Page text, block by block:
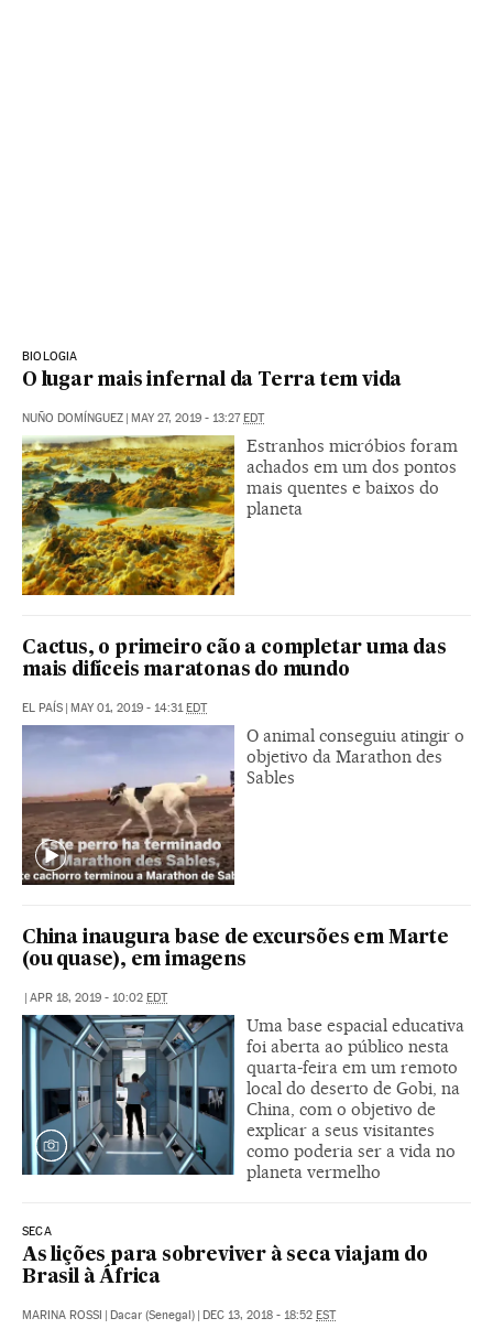
BIOLOGIA
O lugar mais infernal da Terra tem vida
NUÑO DOMÍNGUEZ MAY 27, 2019 - 13:27 EDT
Estranhos micróbios foram
achados em um dos pontos
mais quentes e baixos do
planeta
Cactus, o primeiro cão a completar uma das
mais difíceis maratonas do mundo
EL PAÍS MAY 01, 2019 - 14:31 EDT
O animal conseguiu atingir o
objetivo da Marathon des
Sables
China inaugura base de excursões em Marte
(ou quase), em imagens
APR 18, 2019 - 10:02 EDT
Uma base espacial educativa
foi aberta ao público nesta
quarta-feira em um remoto
local do deserto de Gobi, na
China, com o objetivo de
explicar a seus visitantes
como poderia ser a vida no
planeta vermelho
SECA
As lições para sobreviver à seca viajam do
Brasil à África
MARINA ROSSI Dacar (Senegal) DEC 13, 2018 - 18:52 EST